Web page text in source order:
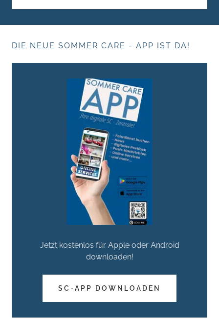
DIE NEUE SOMMER CARE - APP IST DA!
Jetzt kostenlos für Apple oder Android
downloaden!
SC-APP DOWNLOADEN